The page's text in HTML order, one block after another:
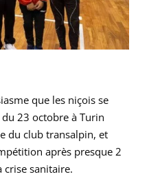
que les niçois se
23 octobre à Turin
du club transalpin, et
après presque 2
crise sanitaire.